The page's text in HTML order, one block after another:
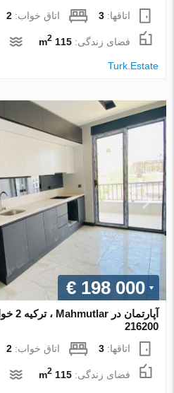
اتاقها:3 اتاق خواب:2
فضای زندگی:115 m
2
Turk.Estate
€ 198 000
216200
اتاقها:3 اتاق خواب:2
فضای زندگی:115 m
2